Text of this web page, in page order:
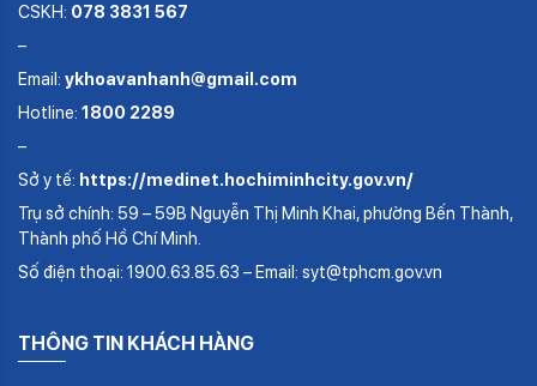
CSKH: 078 3831 567
–
Email: ykhoavanhanh@gmail.com
Hotline: 1800 2289
–
Sở y tế: https://medinet.hochiminhcity.gov.vn/
Trụ sở chính: 59 – 59B Nguyễn Thị Minh Khai, phường Bến Thành,
Thành phố Hồ Chí Minh.
Số điện thoại: 1900.63.85.63 – Email: syt@tphcm.gov.vn
THÔNG TIN KHÁCH HÀNG